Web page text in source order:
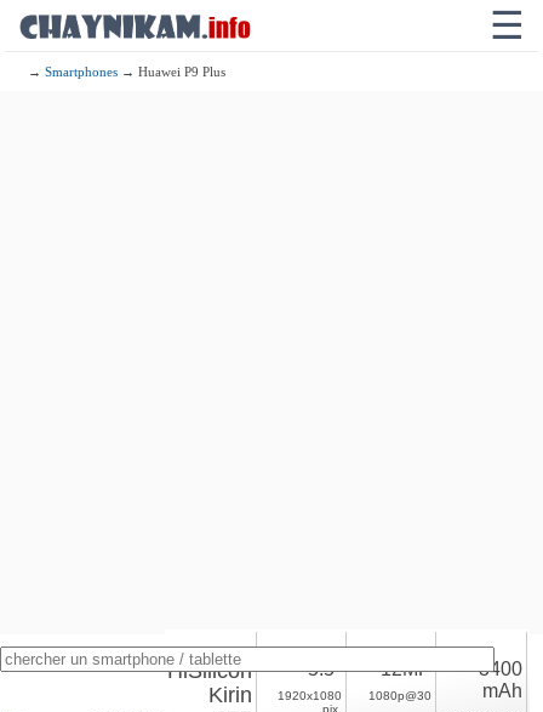
☰
→Smartphones → Huawei P9 Plus
HiSilicon
Kirin
5.5"
1920x1080
pix.
12MP
1080p@30
3400
mAh